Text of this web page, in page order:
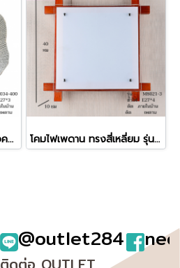
โคมไฟเพดาน ทรงกลม แก้วครอบแกะลาย รุ่น 9034-400 แถมแผงไฟ LED 3 แสงแบบแม่เหล็กแปะ โคมไฟเพดาน ทรงสี่เหลี่ยม รุ่น M8201-3
@outlet284